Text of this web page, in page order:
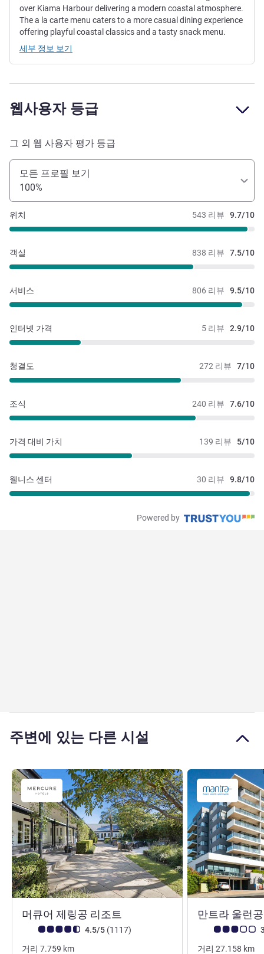
over Kiama Harbour delivering a modern coastal atmosphere.
The a la carte menu caters to a more casual dining experience
offering playful coastal classics and a tasty snack menu.
세부 정보 보기
웹사용자 등급
그 외 웹 사용자 평가 등급
모든 프로필 보기
100%
543 리뷰 9.7/10
위치
838 리뷰 7.5/10
객실
806 리뷰 9.5/10
서비스
5 리뷰 2.9/10
인터넷 가격
272 리뷰 7/10
청결도
240 리뷰 7.6/10
조식
139 리뷰 5/10
가격 대비 가치
30 리뷰 9.8/10
웰니스 센터
Powered by
주변에 있는 다른 시설
머큐어 제링공 리조트
고객 평점 (ALL 평가)
4.5/5 (1117리뷰
)
거리 7.759 km
만트라 울런
고객 평점 (ALL 평
거리 27.158 km